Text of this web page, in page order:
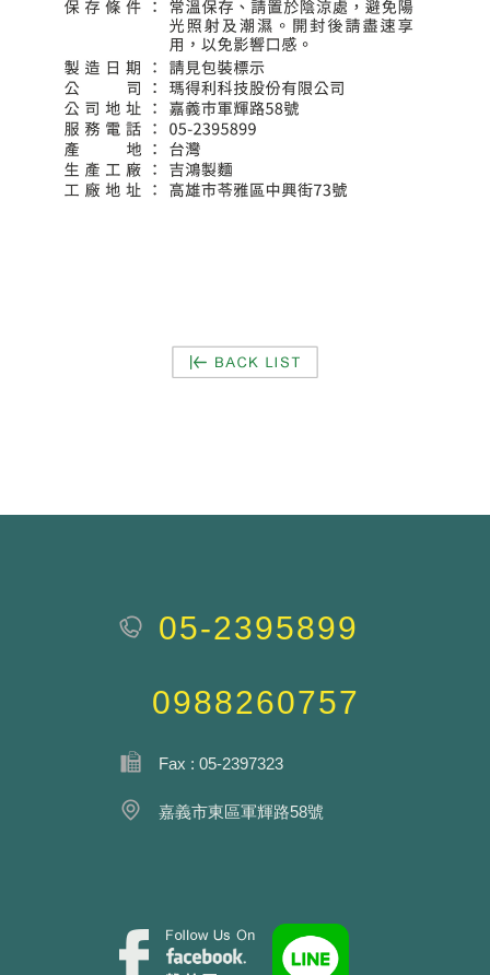
05-2395899
0988260757
Fax : 05-2397323
嘉義市東區軍輝路58號
Facebook fans page